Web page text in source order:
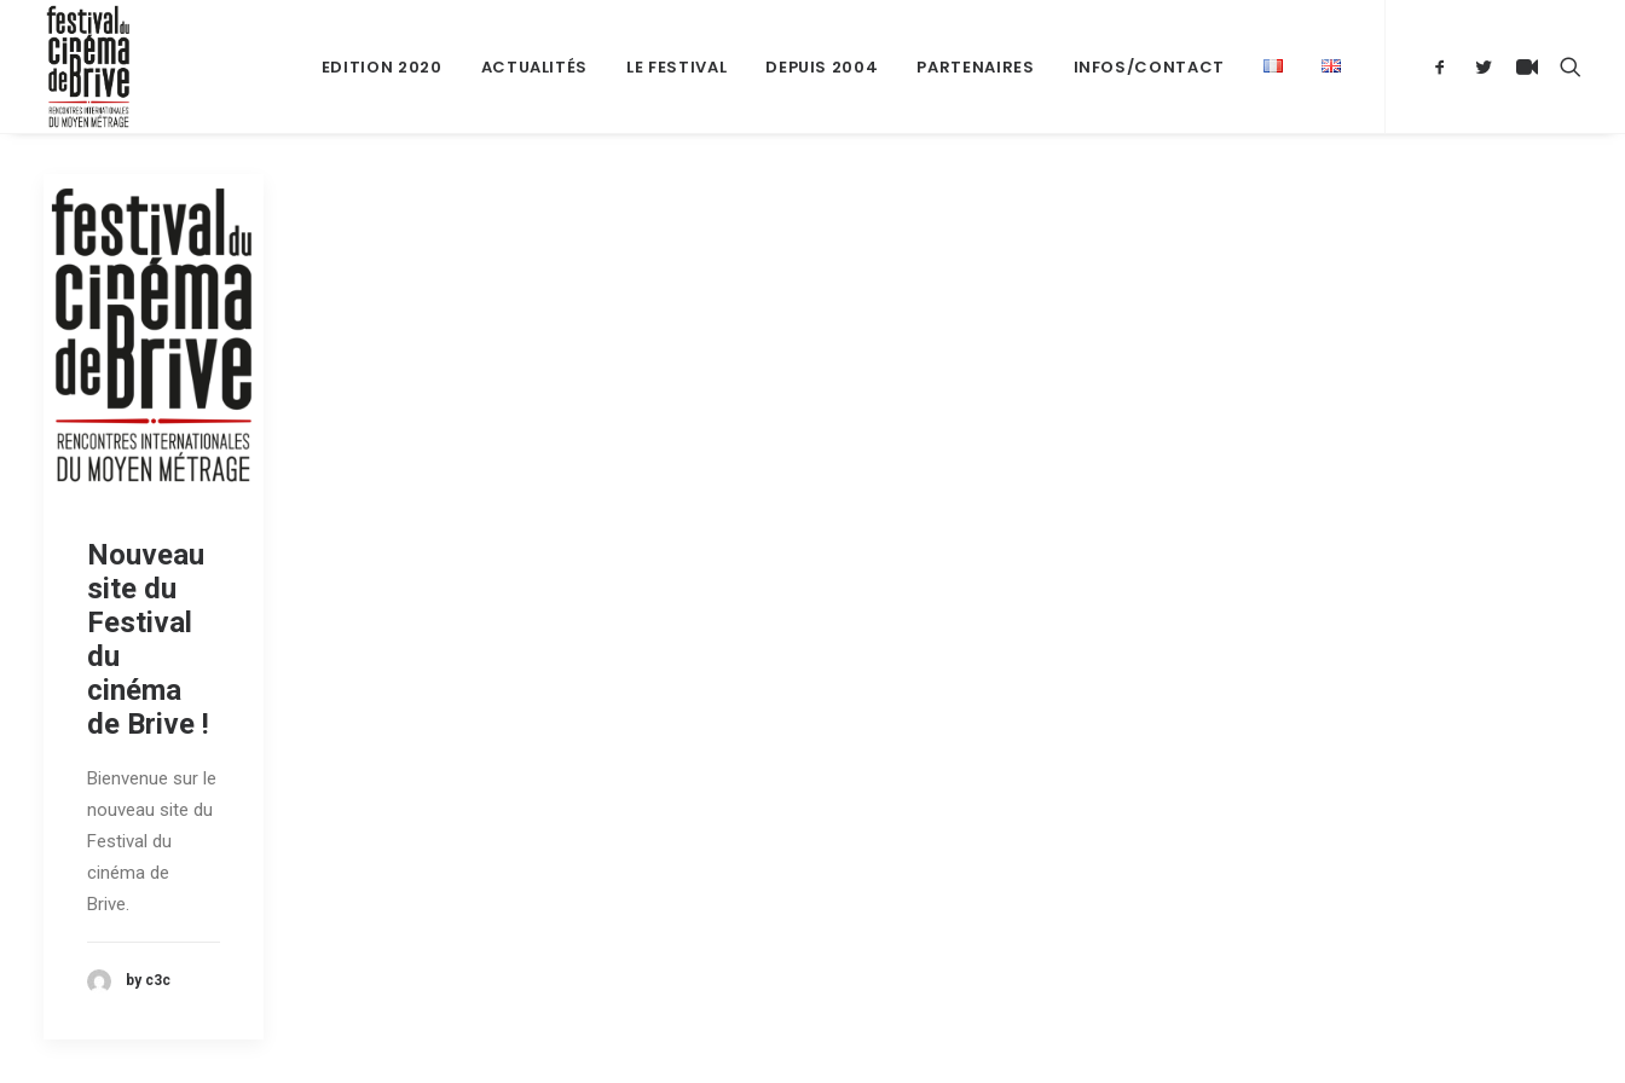
EDITION 2020 ACTUALITÉS LE FESTIVAL DEPUIS 2004 PARTENAIRES INFOS/CONTACT
Nouveau
site du
Festival
du
cinéma
de Brive !
Bienvenue sur le
nouveau site du
Festival du
cinéma de
Brive.
by c3c